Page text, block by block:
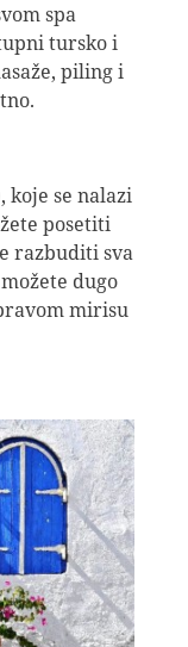
spa
tursko i
piling i
koje se nalazi
posetiti
razbuditi sva
dugo
mirisu